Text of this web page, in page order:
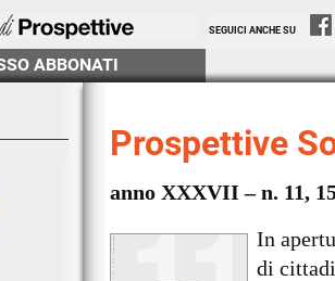
SEGUICI ANCHE SU
ABBONATI
Prospettive
anno XXXVII – n. 11,
In
di